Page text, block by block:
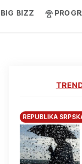
BIG BIZZ
REPUBLIKA